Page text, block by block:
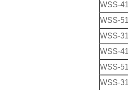
WSS-
WSS-
WSS-
WSS-
WSS-
WSS-